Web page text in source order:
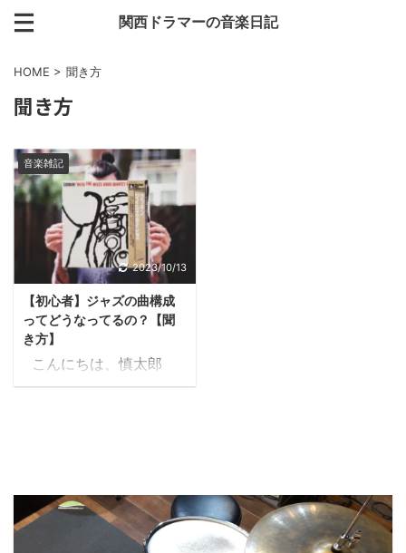
関西ドラマーの音楽日記
HOME > 聞き方
聞き方
音楽雑記
2023/10/13
【初心者】ジャズの曲構成
ってどうなってるの？【聞
き方】
こんにちは、慎太郎
（shintaro_163cm）で
てみよう！と思う方は多
いと思います。 もちろ
ん、僕もそう思う1人で